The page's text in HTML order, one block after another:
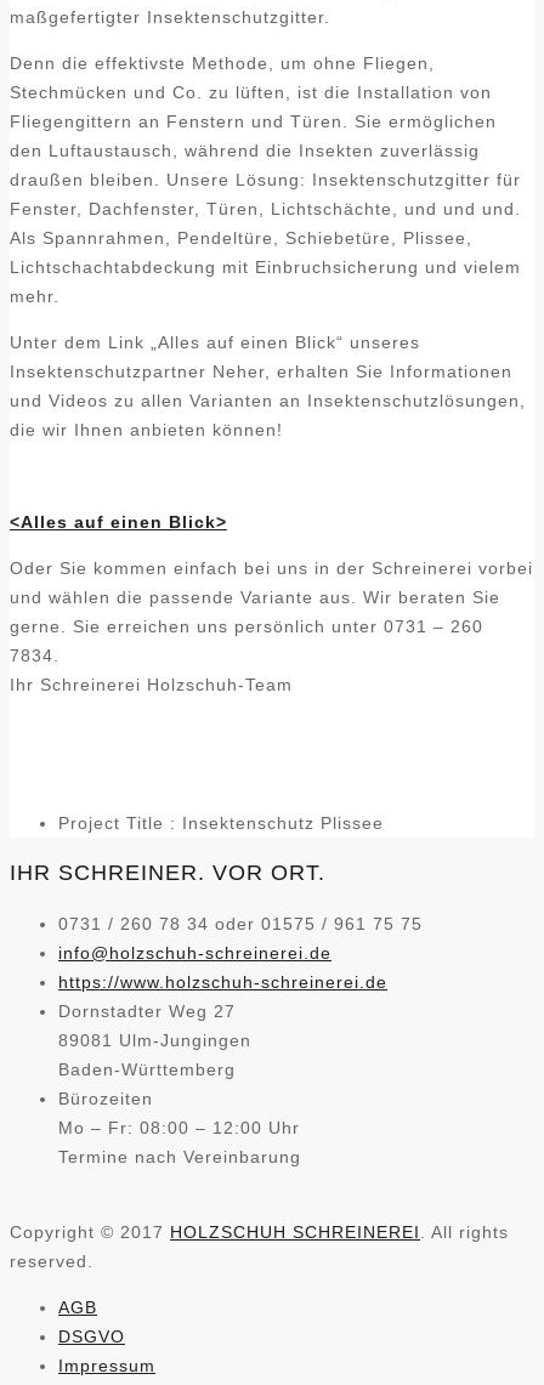
maßgefertigter Insektenschutzgitter.
Denn die effektivste Methode, um ohne Fliegen,
Stechmücken und Co. zu lüften, ist die Installation von
Fliegengittern an Fenstern und Türen. Sie ermöglichen
den Luftaustausch, während die Insekten zuverlässig
draußen bleiben. Unsere Lösung: Insektenschutzgitter für
Fenster, Dachfenster, Türen, Lichtschächte, und und und.
Als Spannrahmen, Pendeltüre, Schiebetüre, Plissee,
Lichtschachtabdeckung mit Einbruchsicherung und vielem
mehr.
Unter dem Link „Alles auf einen Blick“ unseres
Insektenschutzpartner Neher, erhalten Sie Informationen
und Videos zu allen Varianten an Insektenschutzlösungen,
die wir Ihnen anbieten können!
<Alles auf einen Blick>
Oder Sie kommen einfach bei uns in der Schreinerei vorbei
und wählen die passende Variante aus. Wir beraten Sie
gerne. Sie erreichen uns persönlich unter 0731 – 260
7834.
Ihr Schreinerei Holzschuh-Team
Project Title : Insektenschutz Plissee
IHR SCHREINER. VOR ORT.
0731 / 260 78 34 oder 01575 / 961 75 75
info@holzschuh-schreinerei.de
https://www.holzschuh-schreinerei.de
Dornstadter Weg 27
89081 Ulm-Jungingen
Baden-Württemberg
Bürozeiten
Mo – Fr: 08:00 – 12:00 Uhr
Termine nach Vereinbarung
Copyright © 2017 HOLZSCHUH SCHREINEREI. All rights
reserved.
AGB
DSGVO
Impressum